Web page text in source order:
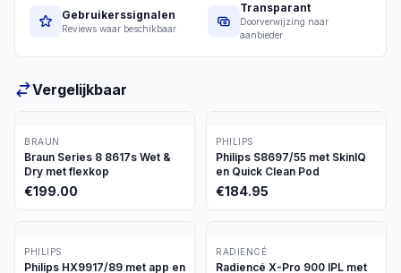
Gebruikerssignalen
Reviews waar beschikbaar
Transparant
Doorverwijzing naar
aanbieder
Vergelijkbaar
BRAUN
Braun Series 8 8617s Wet &
Dry met flexkop
€199.00
PHILIPS
Philips S8697/55 met SkinIQ
en Quick Clean Pod
€184.95
PHILIPS
Philips HX9917/89 met app en
RADIENCÉ
Radiencé X-Pro 900 IPL met